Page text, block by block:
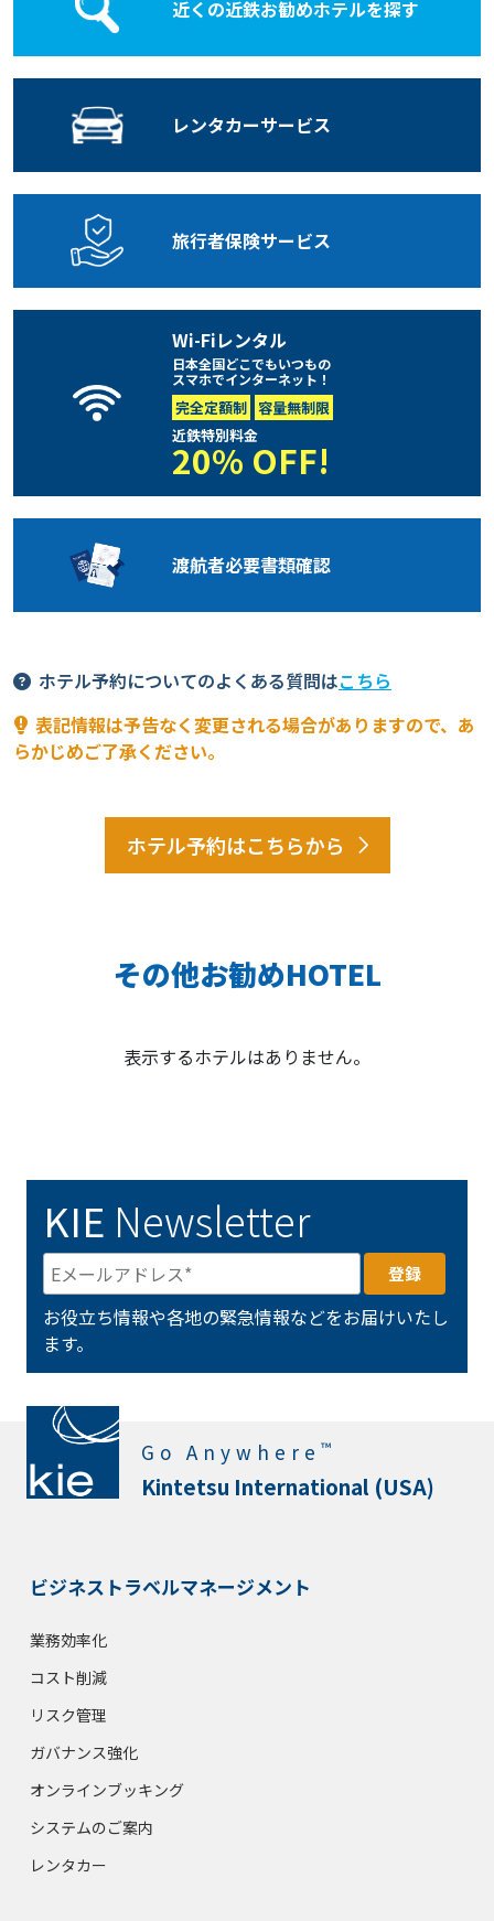
近くの近鉄お勧めホテルを探す
レンタカーサービス
旅行者保険サービス
Wi-Fiレンタル
日本全国どこでもいつもの
スマホでインターネット！
完全定額制 容量無制限
近鉄特別料金
20% OFF!
渡航者必要書類確認
ホテル予約についてのよくある質問はこちら
表記情報は予告なく変更される場合がありますので、あ
らかじめご了承ください。
ホテル予約はこちらから
その他お勧めHOTEL
表示するホテルはありません。
KIE Newsletter
お役立ち情報や各地の緊急情報などをお届けいたし
ます。
Go Anywhere ™
Kintetsu International (USA)
ビジネストラベルマネージメント
業務効率化
コスト削減
リスク管理
ガバナンス強化
オンラインブッキング
システムのご案内
レンタカー